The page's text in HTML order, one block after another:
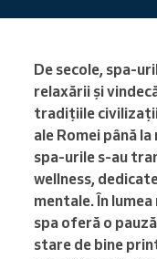
De secole, spa-
relaxării și
tradițiile
ale Romei până
spa-urile s-au
wellness,
mentale. În
spa oferă o
stare de bine